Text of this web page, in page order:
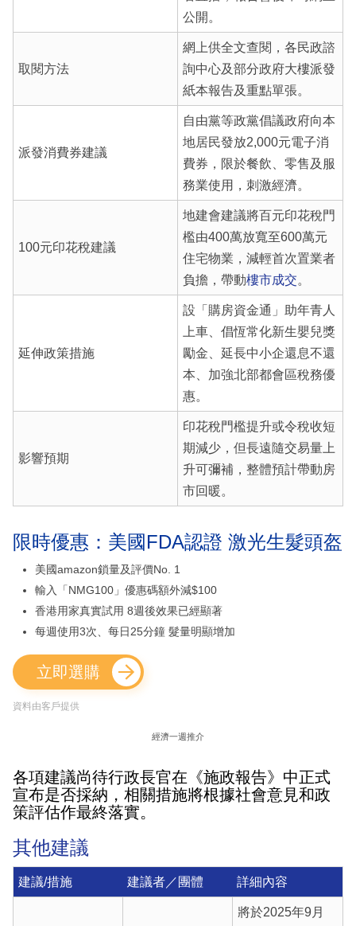
公開。
取閱方法
網上供全文查閱，各民政諮
詢中心及部分政府大樓派發
紙本報告及重點單張。
派發消費券建議
自由黨等政黨倡議政府向本
地居民發放2,000元電子消
費券，限於餐飲、零售及服
務業使用，刺激經濟。
100元印花稅建議
地建會建議將百元印花稅門
檻由400萬放寬至600萬元
住宅物業，減輕首次置業者
負擔，帶動樓市成交。
延伸政策措施
設「購房資金通」助年青人
上車、倡恆常化新生嬰兒獎
勵金、延長中小企還息不還
本、加強北部都會區稅務優
惠。
影響預期
印花稅門檻提升或令稅收短
期減少，但長遠隨交易量上
升可彌補，整體預計帶動房
市回暖。
限時優惠：美國FDA認證 激光生髮頭盔
美國amazon鎖量及評價No. 1
輸入「NMG100」優惠碼額外減$100
香港用家真實試用 8週後效果已經顯著
每週使用3次、每日25分鐘 髮量明顯增加
立即選購
資料由客戶提供
經濟一週推介
各項建議尚待行政長官在《施政報告》中正式
宣布是否採納，相關措施將根據社會意見和政
策評估作最終落實。
其他建議
建議/措施 建議者／團體 詳細內容
將於2025年9月